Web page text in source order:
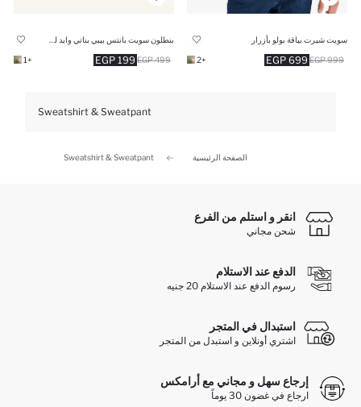
سويت شيرت بياقة بولو بأزرار
699 EGP 999 EGP
+2
199 EGP 499 EGP
+1
Sweatshirt & Sweatpant
الصفحة الرئيسية Sweatshirt & Sweatpant
انقر و استلم من الفرع
شحن مجاني
الدفع عند الاستلام
رسوم الدفع عند الاستلام 20 جنيه
استبدال في المتجر
اشتري أونلاين و استبدل من المتجر
إرجاع سهل و مجاني مع أرامكس
ارجاع في غضون 30 يوماً